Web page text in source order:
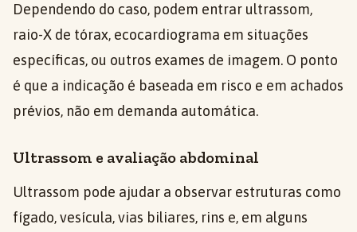
Dependendo do caso, podem entrar ultrassom,
raio-X de tórax, ecocardiograma em situações
específicas, ou outros exames de imagem. O ponto
é que a indicação é baseada em risco e em achados
prévios, não em demanda automática.
Ultrassom e avaliação abdominal
Ultrassom pode ajudar a observar estruturas como
fígado, vesícula, vias biliares, rins e, em alguns